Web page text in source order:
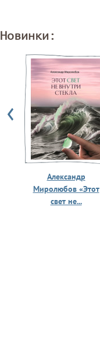
Новинки:
Александр
Миролюбов «Этот
свет не...